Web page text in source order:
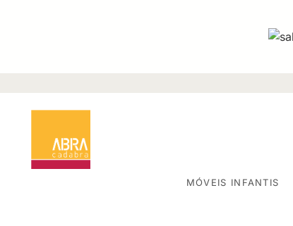
MÓVEIS INFANTIS